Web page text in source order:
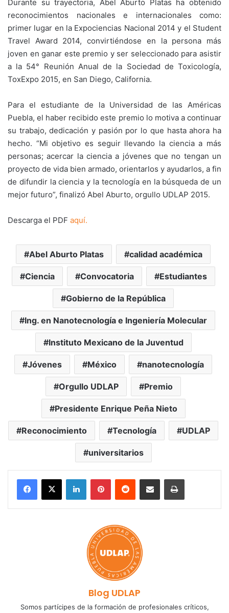
Durante su trayectoria, Abel Aburto Platas ha obtenido
reconocimientos nacionales e internacionales como:
primer lugar en la Expociencias Nacional 2014 y el Student
Travel Award 2014, convirtiéndose en la persona más
joven en ganar este premio y ser seleccionado para asistir
a la 54° Reunión Anual de la Sociedad de Toxicología,
ToxExpo 2015, en San Diego, California.
Para el estudiante de la Universidad de las Américas
Puebla, el haber recibido este premio lo motiva a continuar
su trabajo, dedicación y pasión por lo que hasta ahora ha
hecho. “Mi objetivo es seguir llevando la ciencia a más
personas; acercar la ciencia a jóvenes que no tengan un
proyecto de vida bien armado, orientarlos y ayudarlos, a fin
de difundir la ciencia y la tecnología en la búsqueda de un
mejor futuro”, finalizó Abel Aburto, orgullo UDLAP 2015.
Descarga el PDF aquí.
Abel Aburto Platas calidad académica
Ciencia Convocatoria Estudiantes
Gobierno de la República
Ing. en Nanotecnología e Ingeniería Molecular
Instituto Mexicano de la Juventud
Jóvenes México nanotecnología
Orgullo UDLAP Premio
Presidente Enrique Peña Nieto
Reconocimiento Tecnología UDLAP
universitarios
LinkedInPinterestReddit Share via Email Print
Blog UDLAP
Somos partícipes de la formación de profesionales críticos,